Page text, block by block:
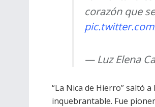
corazón que
— Luz Elena
“La Nica de Hierro” saltó
inquebrantable. Fue